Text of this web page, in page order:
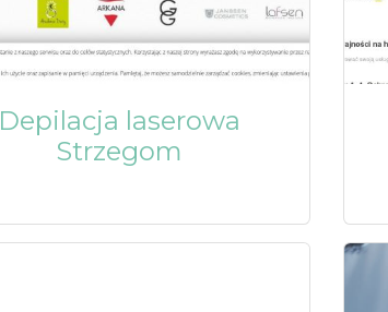
Depilacja laserowa
Strzegom